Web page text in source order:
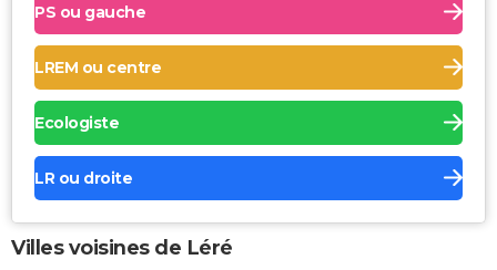
PS ou gauche
LREM ou centre
Ecologiste
LR ou droite
Villes voisines de Léré